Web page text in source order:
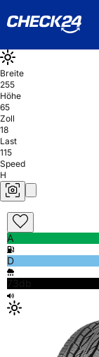
Breite
255
Höhe
65
Zoll
18
Last
115
Speed
H
A
D
73db